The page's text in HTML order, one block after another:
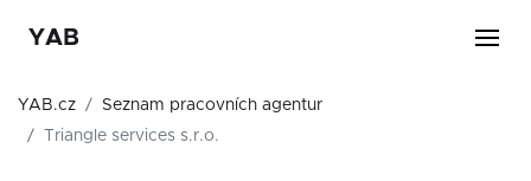
YAB
YAB.cz
Seznam pracovních agentur
Triangle services s.r.o.